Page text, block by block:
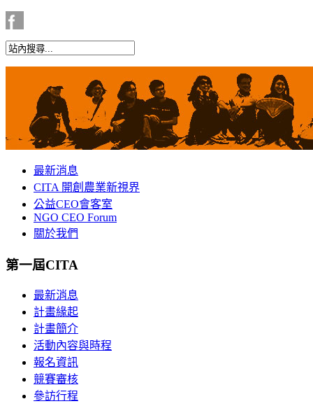
最新消息
CITA 開創農業新視界
公益CEO會客室
NGO CEO Forum
關於我們
第一屆CITA
最新消息
計畫緣起
計畫簡介
活動內容與時程
報名資訊
競賽審核
參訪行程